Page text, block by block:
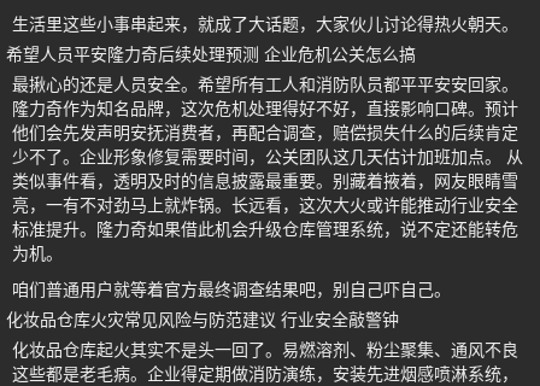
生活里这些小事串起来，就成了大话题，大家伙儿讨论得热火朝天。
希望人员平安隆力奇后续处理预测 企业危机公关怎么搞
最揪心的还是人员安全。希望所有工人和消防队员都平平安安回家。
隆力奇作为知名品牌，这次危机处理得好不好，直接影响口碑。预计
他们会先发声明安抚消费者，再配合调查，赔偿损失什么的后续肯定
少不了。企业形象修复需要时间，公关团队这几天估计加班加点。 从
类似事件看，透明及时的信息披露最重要。别藏着掖着，网友眼睛雪
亮，一有不对劲马上就炸锅。长远看，这次大火或许能推动行业安全
标准提升。隆力奇如果借此机会升级仓库管理系统，说不定还能转危
为机。
咱们普通用户就等着官方最终调查结果吧，别自己吓自己。
化妆品仓库火灾常见风险与防范建议 行业安全敲警钟
化妆品仓库起火其实不是头一回了。易燃溶剂、粉尘聚集、通风不良
这些都是老毛病。企业得定期做消防演练，安装先进烟感喷淋系统，